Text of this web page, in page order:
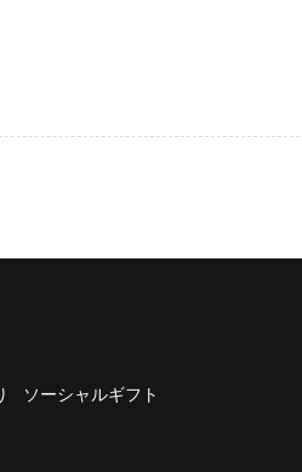
ソーシャルギフト